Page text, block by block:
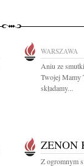
WARSZAWA
Aniu ze
Twojej Mamy
składamy...
ZENON
Z ogromnym